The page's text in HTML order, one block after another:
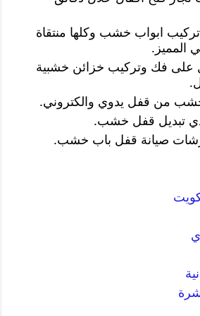
ابواب خشب وكلها منتقاة
المميز.
على فك وتركيب خزائن خشبية
من قفل يدوي والكتروني.
تبديل قفل خشب.
صيانة قفل باب خشب.